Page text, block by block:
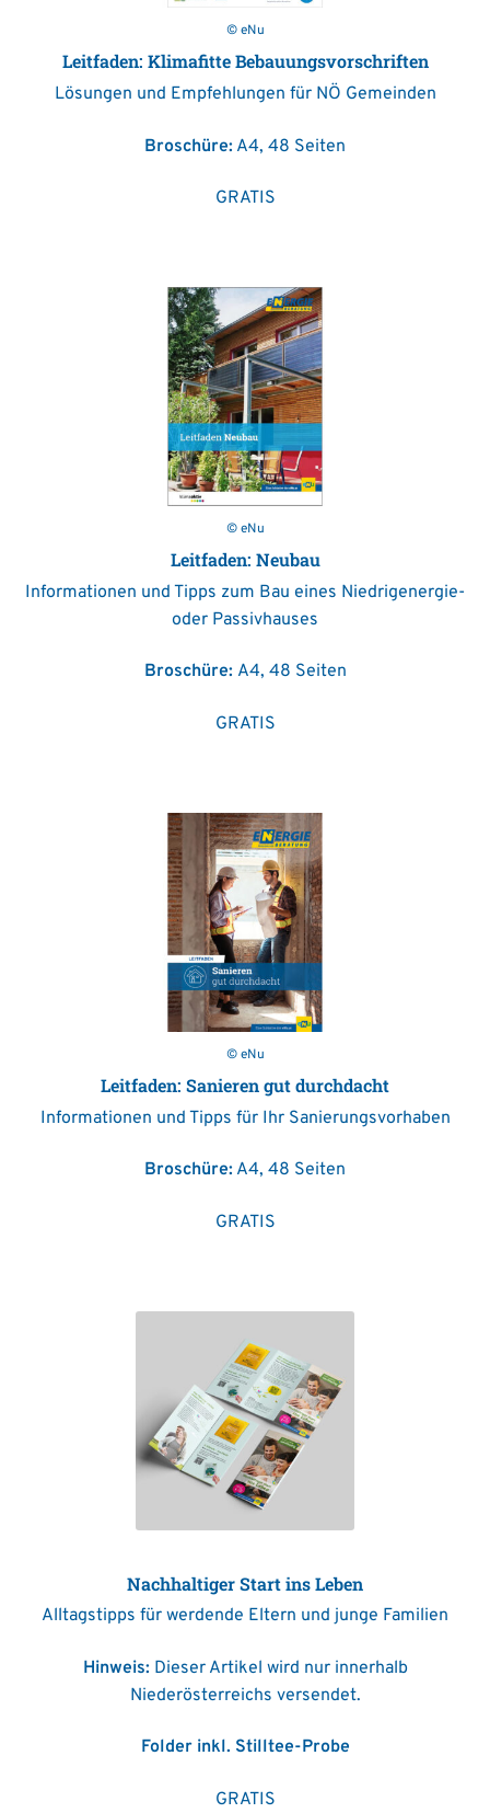
© eNu
Leitfaden: Klimafitte Bebauungsvorschriften
Lösungen und Empfehlungen für NÖ Gemeinden
Broschüre: A4, 48 Seiten
GRATIS
© eNu
Leitfaden: Neubau
Informationen und Tipps zum Bau eines Niedrigenergie-
oder Passivhauses
Broschüre:A4, 48 Seiten
GRATIS
© eNu
Leitfaden: Sanieren gut durchdacht
Informationen und Tipps für Ihr Sanierungsvorhaben
Broschüre: A4, 48 Seiten
GRATIS
Nachhaltiger Start ins Leben
Alltagstipps für werdende Eltern und junge Familien
Hinweis:Dieser Artikel wird nur innerhalb
Niederösterreichs versendet.
Folder inkl. Stilltee-Probe
GRATIS